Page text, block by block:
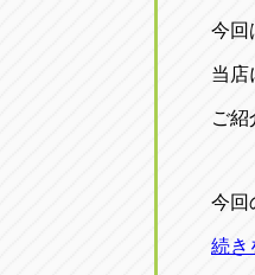
今回
当店
ご紹
今回
続き